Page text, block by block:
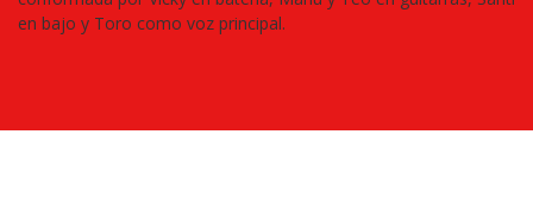
en bajo y Toro como voz principal.